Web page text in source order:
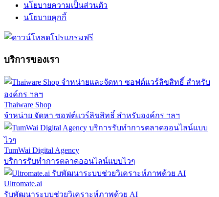
นโยบายความเป็นส่วนตัว
นโยบายคุกกี้
บริการของเรา
Thaiware Shop
จำหน่าย จัดหา ซอฟต์แวร์ลิขสิทธิ์ สำหรับองค์กร ฯลฯ
TumWai Digital Agency
บริการรับทำการตลาดออนไลน์แบบไวๆ
Ultromate.ai
รับพัฒนาระบบช่วยวิเคราะห์ภาพด้วย AI